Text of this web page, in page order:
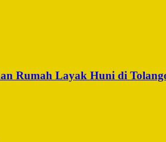
Rumah Layak Huni di